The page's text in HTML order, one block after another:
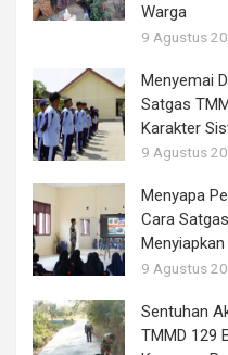
Warga
9 Agustus
Menyemai
Satgas
Karakter
9 Agustus
Menyapa
Cara
9 Agustus
Sentuhan
TMMD 129